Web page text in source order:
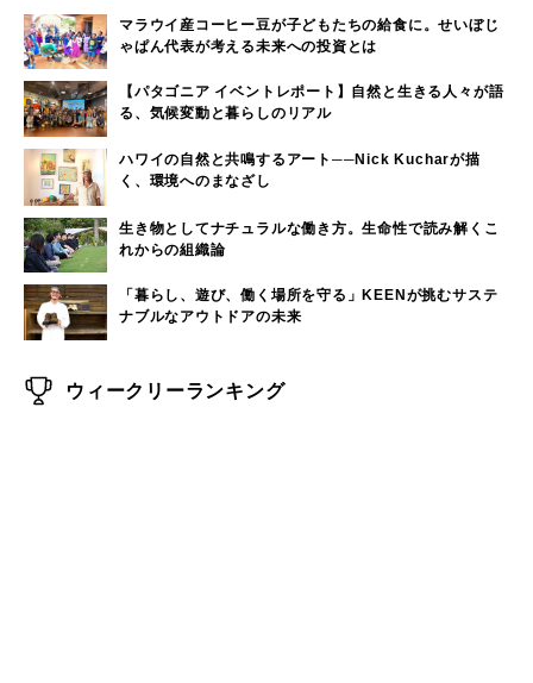
マラウイ産コーヒー豆が子どもたちの給食に。せいぼじ
ゃぱん代表が考える未来への投資とは
【パタゴニア イベントレポート】自然と生きる人々が語
る、気候変動と暮らしのリアル
ハワイの自然と共鳴するアート──Nick Kucharが描
く、環境へのまなざし
生き物としてナチュラルな働き方。生命性で読み解くこ
れからの組織論
「暮らし、遊び、働く場所を守る」KEENが挑むサステ
ナブルなアウトドアの未来
ウィークリーランキング